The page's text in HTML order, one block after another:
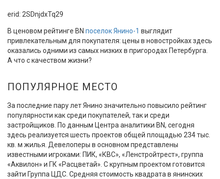
erid: 2SDnjdxTq29
В ценовом рейтинге BN поселок Янино-1 выглядит
привлекательным для покупателя: цены в новостройках здесь
оказались одними из самых низких в пригородах Петербурга.
А что с качеством жизни?
ПОПУЛЯРНОЕ МЕСТО
За последние пару лет Янино значительно повысило рейтинг
популярности как среди покупателей, так и среди
застройщиков. По данным Центра аналитики BN, сегодня
здесь реализуется шесть проектов общей площадью 234 тыс.
кв. м жилья. Девелоперы в основном представлены
известными игроками: ПИК, «КВС», «Ленстройтрест», группа
«Аквилон» и ГК «Расцветай». С крупным проектом готовится
зайти Группа ЦДС. Средняя стоимость квадрата в янинских